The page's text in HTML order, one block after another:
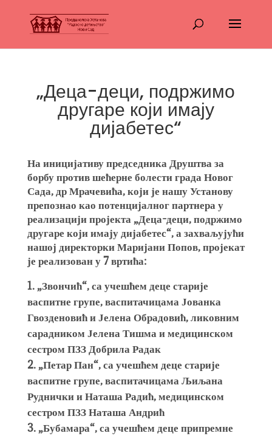
„Деца-деци, подржимо
другаре који имају
дијабетес“
На иницијативу председника Друштва за
борбу против шећерне болести града Новог
Сада, др Мрачевића, који је нашу Установу
препознао као потенцијалног партнера у
реализацији пројекта „Деца-деци, подржимо
другаре који имају дијабетес“, а захваљујући
нашој директорки Маријани Попов, пројекат
је реализован у 7 вртића:
„Звончић“, са учешћем деце старије
васпитне групе, васпитачицама Јованка
Гвозденовић и Јелена Обрадовић, ликовним
сарадником Јелена Тишма и медицинском
сестром ПЗЗ Добрила Радак
„Петар Пан“, са учешћем деце старије
васпитне групе, васпитачицама Љиљана
Руднички и Наташа Радић, медицинском
сестром ПЗЗ Наташа Андрић
„Бубамара“, са учешћем деце припремне